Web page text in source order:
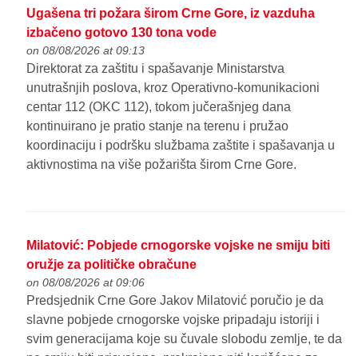
Ugašena tri požara širom Crne Gore, iz vazduha
izbačeno gotovo 130 tona vode
on 08/08/2026 at 09:13
Direktorat za zaštitu i spašavanje Ministarstva
unutrašnjih poslova, kroz Operativno-komunikacioni
centar 112 (OKC 112), tokom jučerašnjeg dana
kontinuirano je pratio stanje na terenu i pružao
koordinaciju i podršku službama zaštite i spašavanja u
aktivnostima na više požarišta širom Crne Gore.
Milatović: Pobjede crnogorske vojske ne smiju biti
oružje za političke obračune
on 08/08/2026 at 09:06
Predsjednik Crne Gore Jakov Milatović poručio je da
slavne pobjede crnogorske vojske pripadaju istoriji i
svim generacijama koje su čuvale slobodu zemlje, te da